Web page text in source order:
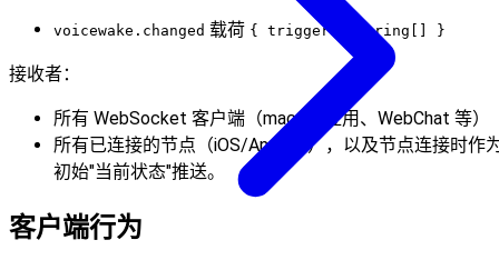
voicewake.changed 载荷 { triggers: string[] }
接收者：
所有 WebSocket 客户端（macOS 应用、WebChat 等）
所有已连接的节点（iOS/Android），以及节点连接时作
初始"当前状态"推送。
客户端行为